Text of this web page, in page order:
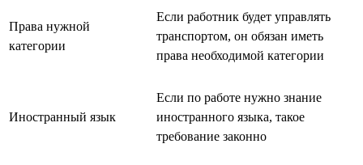
Права нужной
категории
Если работник будет управлять
транспортом, он обязан иметь
права необходимой категории
Иностранный язык
Если по работе нужно знание
иностранного языка, такое
требование законно